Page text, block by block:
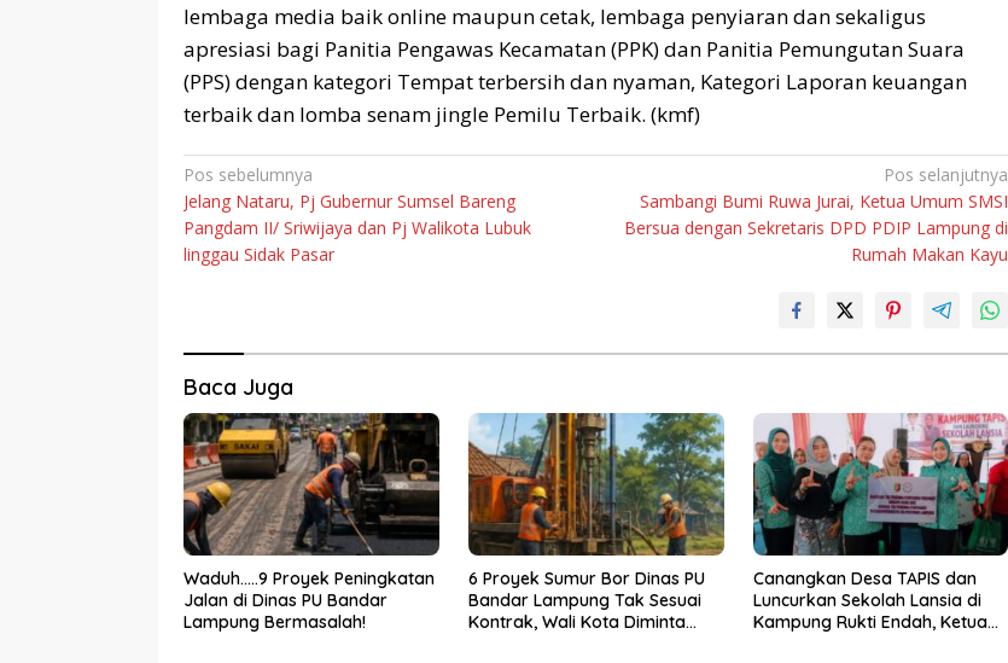
lembaga media baik online maupun cetak, lembaga penyiaran dan sekaligus
apresiasi bagi Panitia Pengawas Kecamatan (PPK) dan Panitia Pemungutan Suara
(PPS) dengan kategori Tempat terbersih dan nyaman, Kategori Laporan keuangan
terbaik dan lomba senam jingle Pemilu Terbaik. (kmf)
Navigasi
pos
Pos sebelumnya
Jelang Nataru, Pj Gubernur Sumsel Bareng
Pangdam II/ Sriwijaya dan Pj Walikota Lubuk
linggau Sidak Pasar
Pos selanjutnya
Sambangi Bumi Ruwa Jurai, Ketua Umum SMSI
Bersua dengan Sekretaris DPD PDIP Lampung di
Rumah Makan Kayu
Baca Juga
Waduh…..9 Proyek Peningkatan
Jalan di Dinas PU Bandar
Lampung Bermasalah!
6 Proyek Sumur Bor Dinas PU
Bandar Lampung Tak Sesuai
Kontrak, Wali Kota Diminta
Canangkan Desa TAPIS dan
Luncurkan Sekolah Lansia di
Kampung Rukti Endah, Ketua